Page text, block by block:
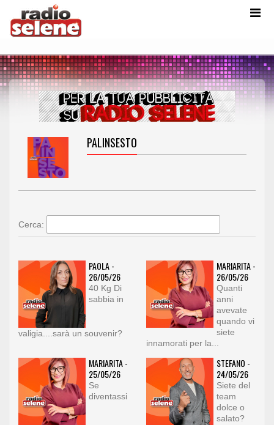
PALINSESTO
Cerca:
PAOLA -
26/05/26
40 Kg Di
sabbia in
valigia....sarà un souvenir?
MARIARITA -
26/05/26
Quanti
anni
avevate
quando vi
siete
innamorati per la...
MARIARITA -
25/05/26
Se
diventassi
STEFANO -
24/05/26
Siete del
team
dolce o
salato?